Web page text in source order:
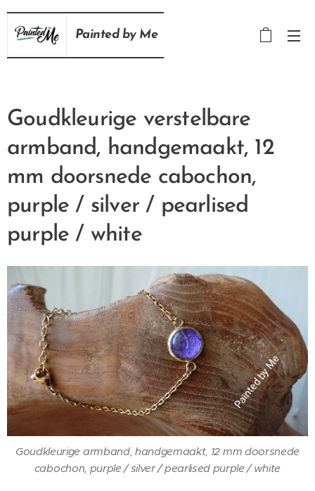
Painted byMe
Goudkleurige verstelbare
armband, handgemaakt, 12
mm doorsnede cabochon,
purple / silver / pearlised
purple / white
Goudkleurige armband, handgemaakt, 12 mm doorsnede
cabochon, purple / silver / pearlised purple / white